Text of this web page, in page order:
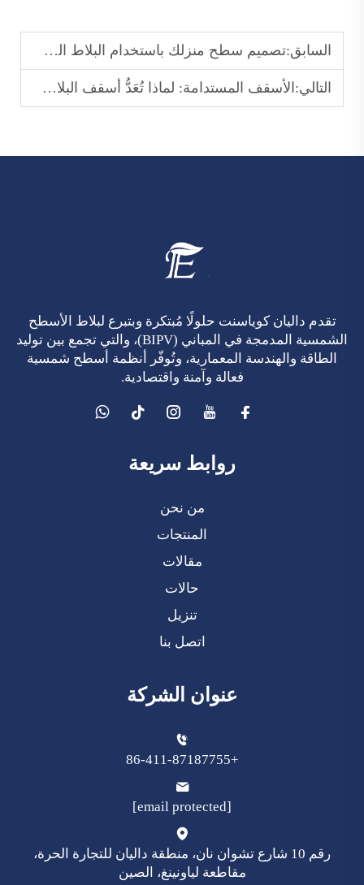
السابق:تصميم سطح منزلك باستخدام البلاط الشمسي: الجمع بين الجمال والوظيفية
التالي: الأسقف المستدامة: لماذا تُعَدُّ أسقف البلاط الشمسي أفضل استثمارٍ
تقدم داليان كوياسنت حلولًا مُبتكرة وبتبرع لبلاط الأسطح
الشمسية المدمجة في المباني (BIPV)، والتي تجمع بين توليد
الطاقة والهندسة المعمارية، وتُوفّر أنظمة أسطح شمسية
فعالة وآمنة واقتصادية.
روابط سريعة
من نحن
المنتجات
مقالات
حالات
تنزيل
اتصل بنا
عنوان الشركة
+86-411-87187755
[email protected]
رقم 10 شارع تشوان نان، منطقة داليان للتجارة الحرة،
مقاطعة لياونينغ، الصين